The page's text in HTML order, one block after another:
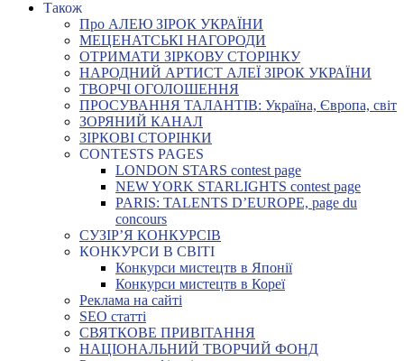
Також
Про АЛЕЮ ЗІРОК УКРАЇНИ
МЕЦЕНАТСЬКІ НАГОРОДИ
ОТРИМАТИ ЗІРКОВУ СТОРІНКУ
НАРОДНИЙ АРТИСТ АЛЕЇ ЗІРОК УКРАЇНИ
ТВОРЧІ ОГОЛОШЕННЯ
ПРОСУВАННЯ ТАЛАНТІВ: Україна, Європа, світ
ЗОРЯНИЙ КАНАЛ
ЗІРКОВІ СТОРІНКИ
CONTESTS PAGES
LONDON STARS contest page
NEW YORK STARLIGHTS contest page
PARIS: TALENTS D’EUROPE, page du
concours
СУЗІР’Я КОНКУРСІВ
КОНКУРСИ В СВІТІ
Конкурси мистецтв в Японії
Конкурси мистецтв в Кореї
Реклама на сайті
SEO статті
СВЯТКОВЕ ПРИВІТАННЯ
НАЦІОНАЛЬНИЙ ТВОРЧИЙ ФОНД